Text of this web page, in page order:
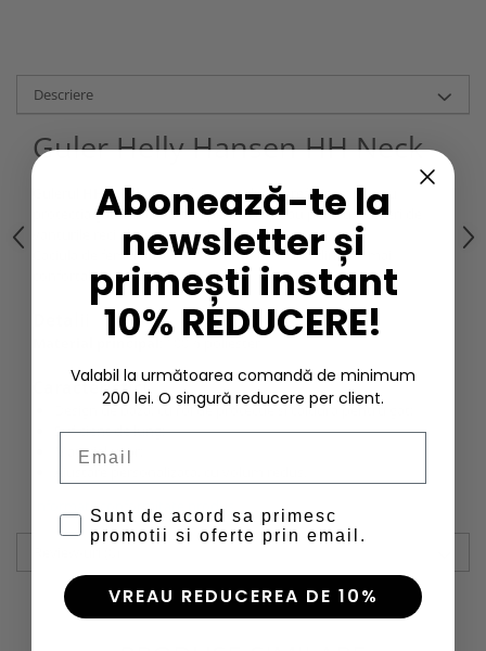
Descriere
Guler Helly Hansen HH Neck
HH Neckpoate fi purtat dupa preferinte: pentru
protectia gatului, ca banda pentru cap sau pentru a te feri de
vanturile reci ale iernii.
Caciula de femeiSnowfall Beanie este una din cele mai
confortabile din gama.
Caracteristici
Design de baza, cu rol de protectie si caldura pentru gat;
Suficient de lung;
Material usor;
Informatii conformitate produs
Abonează-te la
newsletter și
primești instant
10% REDUCERE!
Valabil la următoarea comandă de minimum
200 lei. O singură reducere per client.
Sunt de acord sa primesc
promotii si oferte prin email.
VREAU REDUCEREA DE 10%